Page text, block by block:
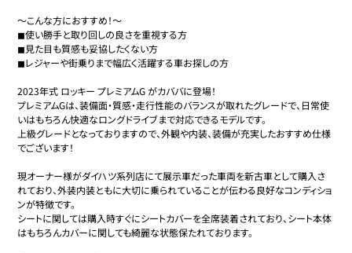
〜こんな方におすすめ！〜
◼︎使い勝手と取り回しの良さを重視する方
◼︎見た目も質感も妥協したくない方
◼︎レジャーや街乗りまで幅広く活躍する車お探しの方
2023年式 ロッキー プレミアムG がカババに登場！
プレミアムGは、装備面・質感・走行性能のバランスが取れたグレードで、日常使
いはもちろん快適なロングドライブまで対応できるモデルです。
上級グレードとなっておりますので、外観や内装、装備が充実したおすすめ仕様
でございます！
現オーナー様がダイハツ系列店にて展示車だった車両を新古車として購入さ
れており、外装内装ともに大切に乗られていることが伝わる良好なコンディショ
ンが特徴です。
シートに関しては購入時すぐにシートカバーを全席装着されており、シート本体
はもちろんカバーに関しても綺麗な状態保たれております。